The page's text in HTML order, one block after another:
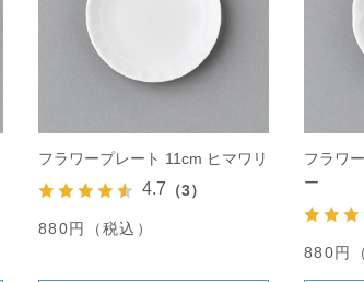
フラワープレート 11cm ヒマワリ
4.7 （3）
880円（税込）
フラワ
ー
880円